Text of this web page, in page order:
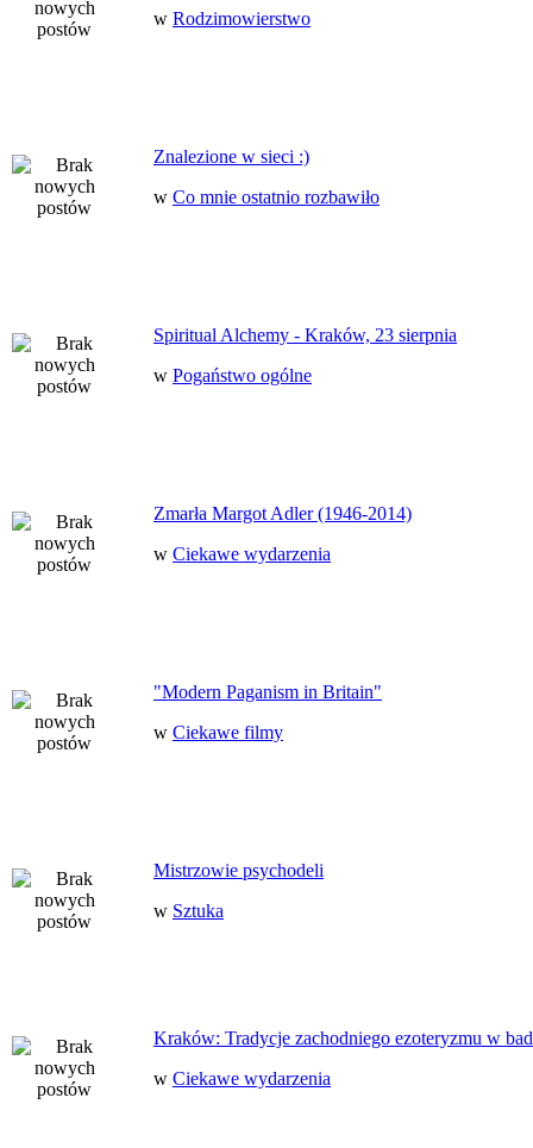
w Rodzimowierstwo
Znalezione w sieci :)
w Co mnie ostatnio rozbawiło
Spiritual Alchemy - Kraków, 23 sierpnia
w Pogaństwo ogólne
Zmarła Margot Adler (1946-2014)
w Ciekawe wydarzenia
"Modern Paganism in Britain"
w Ciekawe filmy
Mistrzowie psychodeli
w Sztuka
Kraków: Tradycje zachodniego ezoteryzmu w
w Ciekawe wydarzenia